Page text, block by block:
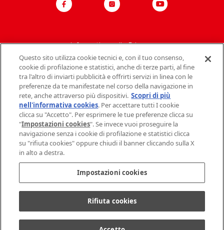
Informativa sulla Privacy
Politica del sito
Contatti Mondelez Italia
Dati societari
FAQ
Policy sui Cookie
Questo sito utilizza cookie tecnici e, con il tuo consenso,
cookie di profilazione e statistici, anche di terze parti, al fine
tra l'altro di inviarti pubblicità e offrirti servizi in linea con le
preferenze da te manifestate nel corso della navigazione in
rete, anche attraverso più dispositivi. Scopri di più
nell'informativa cookies. Per accettare tutti I cookie
clicca su "Accetto". Per esprimere le tue preferenze clicca su
"Impostazioni cookies". Se invece vuoi proseguire la
navigazione senza i cookie di profilazione e statistici clicca
su "rifiuta cookies" oppure chiudi il banner cliccando sulla X
in alto a destra.
Impostazioni cookies
Rifiuta cookies